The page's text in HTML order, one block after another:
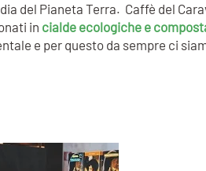
del Pianeta Terra. Caffè del
in cialde ecologiche e
e per questo da sempre ci